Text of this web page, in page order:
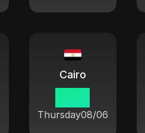
Cairo
Thursday08/06